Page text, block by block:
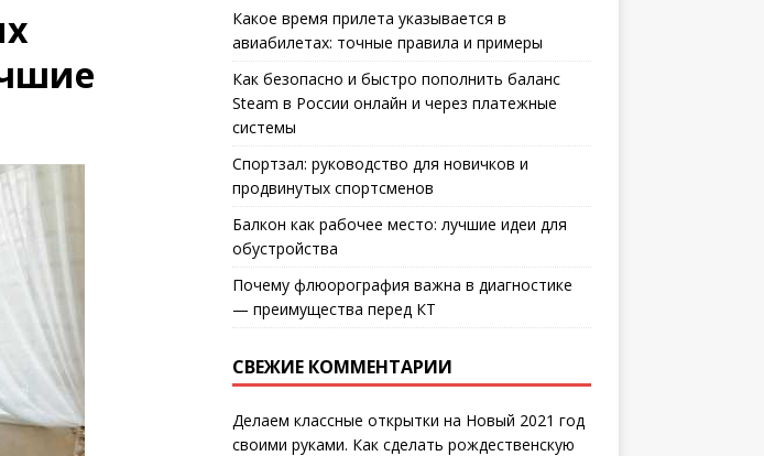
Какое время прилета указывается в
авиабилетах: точные правила и примеры
Как безопасно и быстро пополнить баланс
Steam в России онлайн и через платежные
системы
Спортзал: руководство для новичков и
продвинутых спортсменов
Балкон как рабочее место: лучшие идеи для
обустройства
Почему флюорография важна в диагностике
— преимущества перед КТ
СВЕЖИЕ КОММЕНТАРИИ
Делаем классные открытки на Новый 2021 год
своими руками. Как сделать рождественскую